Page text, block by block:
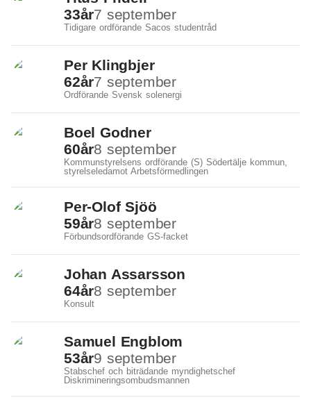
33år7 september
Tidigare ordförande Sacos studentråd
Per Klingbjer
62år7 september
Ordförande Svensk solenergi
Boel Godner
60år8 september
Kommunstyrelsens ordförande (S) Södertälje kommun,
styrelseledamot Arbetsförmedlingen
Per-Olof Sjöö
59år8 september
Förbundsordförande GS-facket
Johan Assarsson
64år8 september
Konsult
Samuel Engblom
53år9 september
Stabschef och biträdande myndighetschef
Diskrimineringsombudsmannen